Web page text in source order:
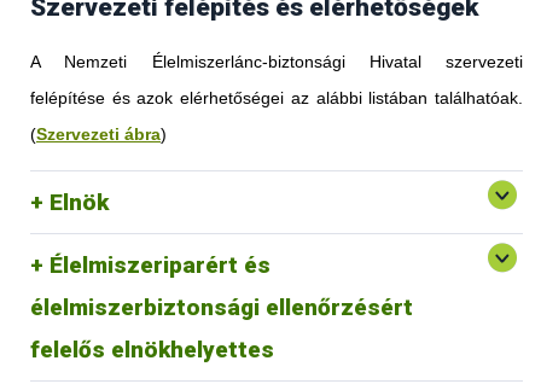
Szervezeti felépítés és elérhetőségek
A Nemzeti Élelmiszerlánc-biztonsági Hivatal szervezeti
felépítése és azok elérhetőségei az alábbi listában találhatóak.
(Szervezeti ábra)
Elnök
Élelmiszeriparért és
élelmiszerbiztonsági ellenőrzésért
felelős elnökhelyettes